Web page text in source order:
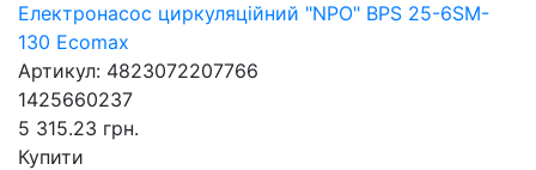
Електронасос циркуляційний "NPO" BPS 25-6SM-
130 Ecomax
Артикул: 4823072207766
1425660237
5 315.23 грн.
Купити